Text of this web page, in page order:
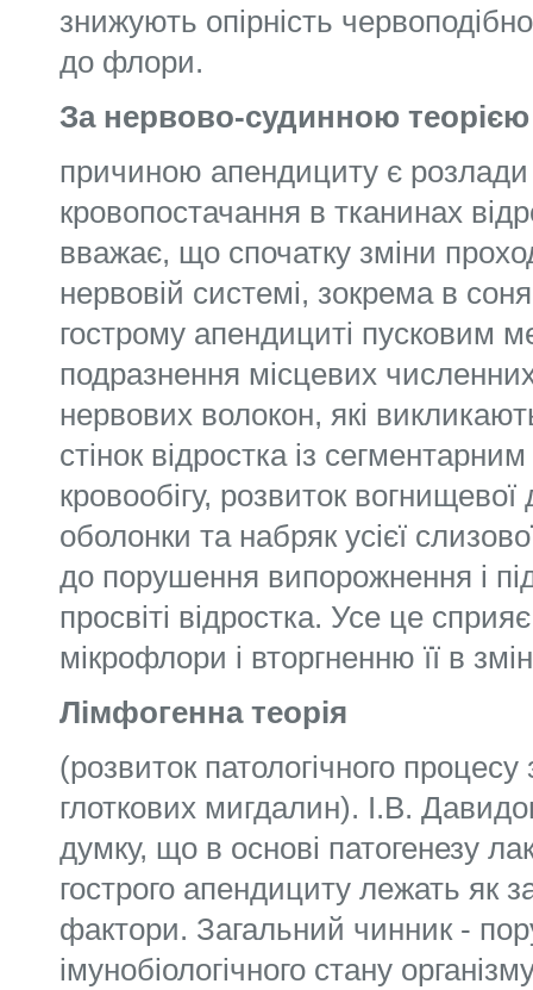
знижують опірність
до флори.
За нервово-судинною теорією
причиною апендициту є розлади
кровопостачання в тканинах
вважає, що спочатку зміни
нервовій системі, зокрема в
гострому апендициті пусковим
подразнення місцевих
нервових волокон, які
стінок відростка із
кровообігу, розвиток вогнищевої
оболонки та набряк усієї
до порушення випорожнення і
просвіті відростка. Усе це
мікрофлори і вторгненню її в
Лімфогенна теорія
(розвиток патологічного
глоткових мигдалин). І.В.
думку, що в основі патогенезу
гострого апендициту лежать як
фактори. Загальний чинник -
імунобіологічного стану